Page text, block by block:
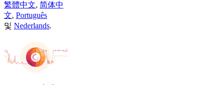
繁體中文, 简体中
文, Português
및 Nederlands.